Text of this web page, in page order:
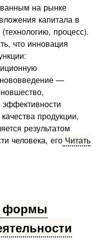
на рынке
капитала в
процесс).
что инновация
—
продукции,
результатом
человека, его Читать
формы